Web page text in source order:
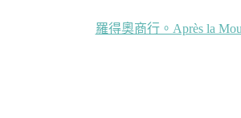
羅得奧商行。Après la